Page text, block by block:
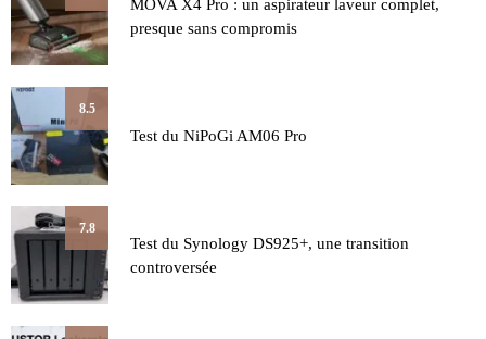
MOVA X4 Pro : un aspirateur laveur complet,
presque sans compromis
8.5
Test du NiPoGi AM06 Pro
7.8
Test du Synology DS925+, une transition
controversée